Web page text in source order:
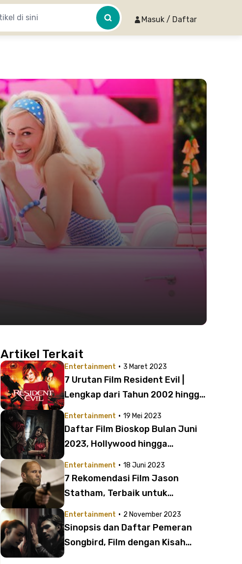
Masuk / Daftar
Artikel Terkait
Entertainment · 3 Maret 2023
7 Urutan Film Resident Evil |
Lengkap dari Tahun 2002 hingga
Entertainment · 19 Mei 2023
Daftar Film Bioskop Bulan Juni
2023, Hollywood hingga
Entertainment · 18 Juni 2023
7 Rekomendasi Film Jason
Statham, Terbaik untuk
Entertainment · 2 November 2023
Sinopsis dan Daftar Pemeran
Songbird, Film dengan Kisah